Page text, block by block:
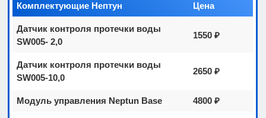
Комплектующие Нептун Цена
Датчик контроля протечки воды
SW005- 2,0
1550 ₽
Датчик контроля протечки воды
SW005-10,0
2650 ₽
Модуль управления Neptun Base 4800 ₽